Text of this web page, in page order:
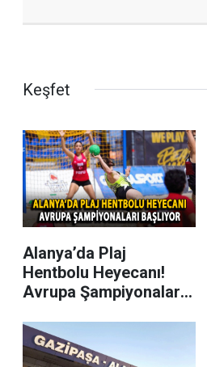
Keşfet
Alanya’da Plaj
Hentbolu Heyecanı!
Avrupa Şampiyonaları